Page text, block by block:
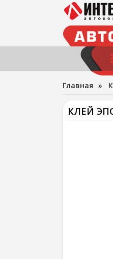
Главная »
КЛЕЙ